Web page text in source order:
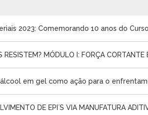
2023: Comemorando 10 anos do Curso
RESISTEM? MÓDULO I: FORÇA
em gel como ação para o
DE EPI´S VIA MANUFATURA